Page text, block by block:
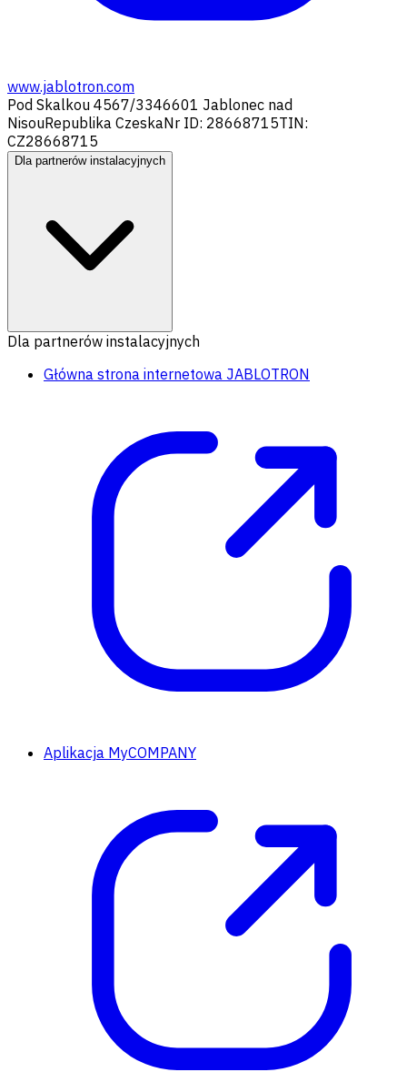
www.jablotron.com
Pod Skalkou 4567/3346601 Jablonec nad
NisouRepublika CzeskaNr ID: 28668715TIN:
CZ28668715
Dla partnerów instalacyjnych
Dla partnerów instalacyjnych
Główna strona internetowa JABLOTRON
Aplikacja MyCOMPANY